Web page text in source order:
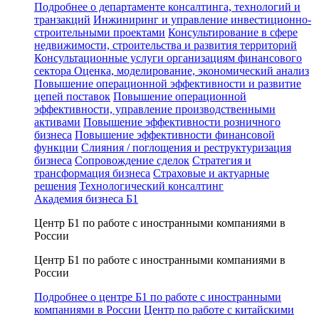
Подробнее о департаменте консалтинга, технологий и
транзакций Инжиниринг и управление инвестиционно-
строительными проектами Консультирование в сфере
недвижимости, строительства и развития территорий
Консультационные услуги организациям финансового
сектора Оценка, моделирование, экономический анализ
Повышение операционной эффективности и развитие
цепей поставок Повышение операционной
эффективности, управление производственными
активами Повышение эффективности розничного
бизнеса Повышение эффективности финансовой
функции Слияния / поглощения и реструктуризация
бизнеса Сопровождение сделок Стратегия и
трансформация бизнеса Страховые и актуарные
решения Технологический консалтинг
Академия бизнеса Б1
Центр Б1 по работе с иностранными компаниями в
России
Центр Б1 по работе с иностранными компаниями в
России
Подробнее о центре Б1 по работе с иностранными
компаниями в России Центр по работе с китайскими